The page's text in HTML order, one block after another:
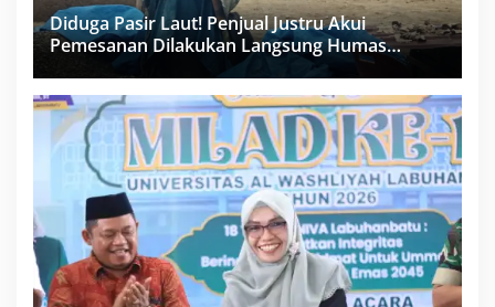
Diduga Pasir Laut! Penjual Justru Akui
Pemesanan Dilakukan Langsung Humas